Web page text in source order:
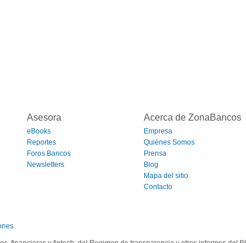
Asesora
eBooks
Reportes
Foros Bancos
Newsletters
Acerca de ZonaBancos
Empresa
Quiénes Somos
Prensa
Blog
Mapa del sitio
Contacto